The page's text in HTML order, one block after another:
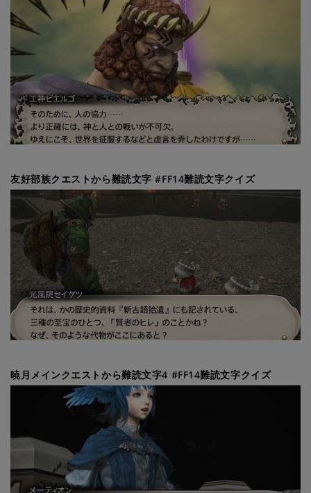
友好部族クエストから難読文字 #FF14難読文字クイズ
暁月メインクエストから難読文字4 #FF14難読文字クイズ